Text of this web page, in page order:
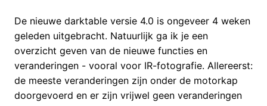
De nieuwe darktable versie 4.0 is ongeveer 4 weken
geleden uitgebracht. Natuurlijk ga ik je een
overzicht geven van de nieuwe functies en
veranderingen - vooral voor IR-fotografie. Allereerst:
de meeste veranderingen zijn onder de motorkap
doorgevoerd en er zijn vrijwel geen veranderingen